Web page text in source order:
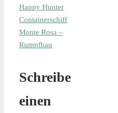
Happy Hunter
Containerschiff
Monte Rosa –
Rumpfbau
Schreibe
einen